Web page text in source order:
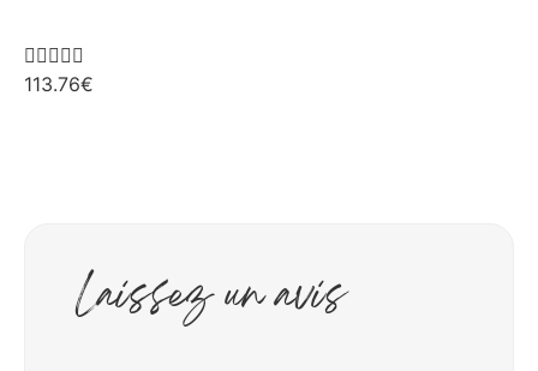

113.76€
Laissez un avis